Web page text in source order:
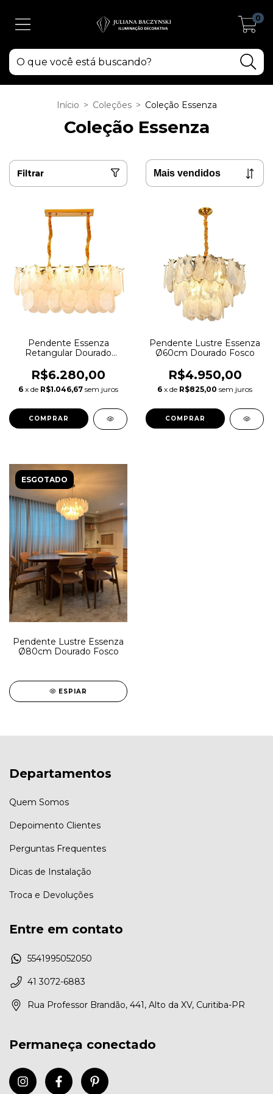
0
Início > Coleções > Coleção Essenza
Coleção Essenza
Filtrar
Pendente Essenza
Retangular Dourado
R$6.280,00
6 x de R$1.046,67 sem juros
Pendente Lustre Essenza
Ø60cm Dourado Fosco
R$4.950,00
6 x de R$825,00 sem juros
ESGOTADO
Pendente Lustre Essenza
Ø80cm Dourado Fosco
ESPIAR
Departamentos
Quem Somos
Depoimento Clientes
Perguntas Frequentes
Dicas de Instalação
Troca e Devoluções
Entre em contato
5541995052050
41 3072-6883
Rua Professor Brandão, 441, Alto da XV, Curitiba-PR
Permaneça conectado